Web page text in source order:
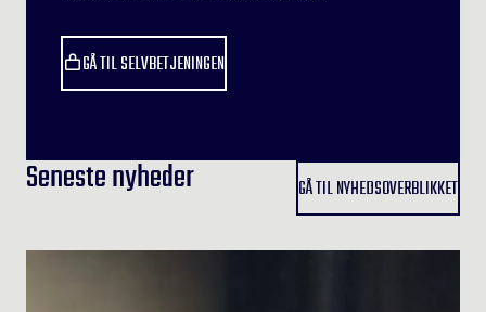
GÅ TIL SELVBETJENINGEN
Seneste nyheder GÅ TIL NYHEDSOVERBLIKKET